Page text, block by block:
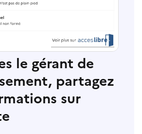
le gérant de
partagez
sur